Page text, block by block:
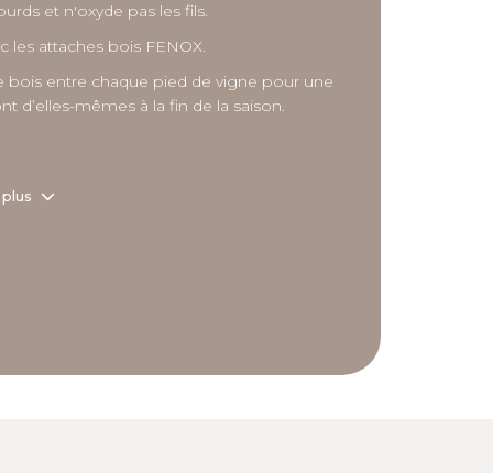
et n'oxyde pas les fils.
les attaches bois FENOX.
bois entre chaque pied de vigne pour une
d’elles-mêmes à la fin de la saison.